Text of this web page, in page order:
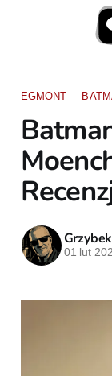
EGMONT
Grzybek
01 lut